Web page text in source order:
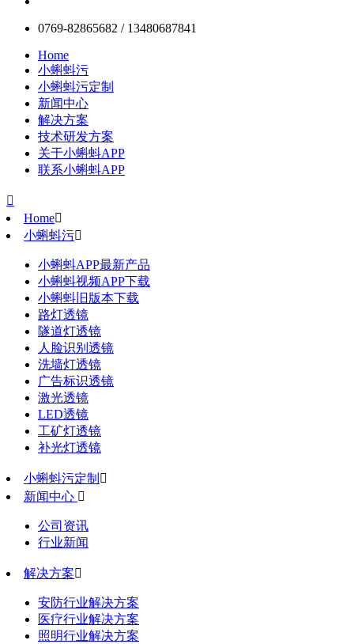
0769-82865682 / 13480687841
Home
小蝌蚪污
小蝌蚪污定制
新闻中心
解决方案
技术研发方案
关于小蝌蚪APP
联系小蝌蚪APP

Home
小蝌蚪污
小蝌蚪APP最新产品
小蝌蚪视频APP下载
小蝌蚪旧版本下载
路灯透镜
隧道灯透镜
人脸识别透镜
洗墙灯透镜
广告标识透镜
激光透镜
LED透镜
工矿灯透镜
补光灯透镜
小蝌蚪污定制 
新闻中心 
公司资讯
行业新闻
解决方案
安防行业解决方案
医疗行业解决方案
照明行业解决方案